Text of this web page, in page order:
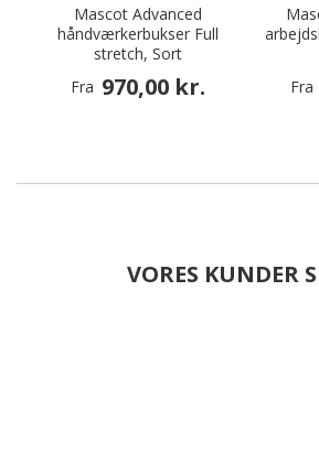
Mascot Advanced
håndværkerbukser Full
stretch, Sort
Fra 970,00 kr.
Fra
VORES KUNDER